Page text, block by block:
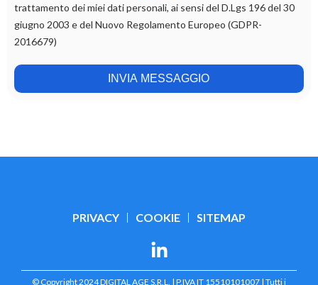
trattamento dei miei dati personali, ai sensi del D.Lgs 196 del 30
giugno 2003 e del Nuovo Regolamento Europeo (GDPR-
2016679)
INVIA MESSAGGIO
PRIVACY COOKIE SITEMAP
© Copyright 2024 DIGITAL AGE S.R.L. | P.IVA IT 15510101007 | Tutti i